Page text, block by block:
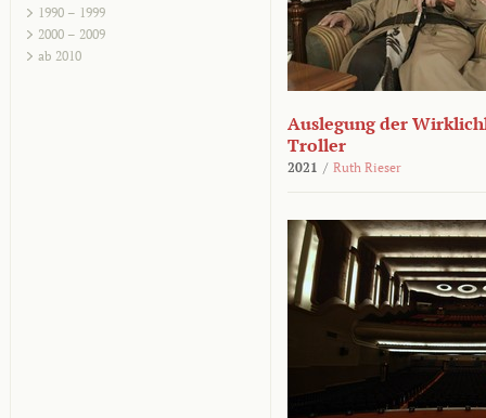
1990 – 1999
2000 – 2009
ab 2010
Auslegung der
Troller
2021 / Ruth Rieser